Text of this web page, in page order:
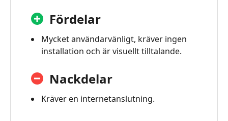
Fördelar
Mycket användarvänligt, kräver ingen
installation och är visuellt tilltalande.
Nackdelar
Kräver en internetanslutning.